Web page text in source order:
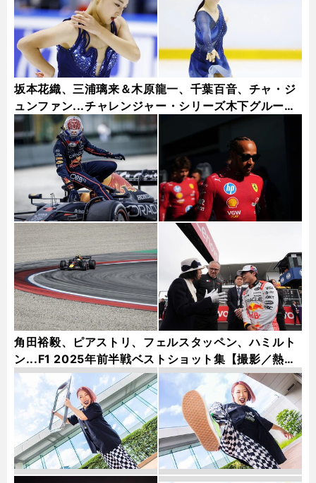
坂本花織、三浦璃来＆木原龍一、千葉百音、チャ・ジ
ュンファン...チャレンジャー・シリーズ木下グループ
杯フォトギャラリー
角田裕毅、ピアストリ、フェルスタッペン、ハミルト
ン...F1 2025年前半戦ベストショット集【撮影／熱田
護＆桜井淳雄】